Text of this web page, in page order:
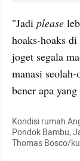
"Jadi please
hoaks-hoaks
joget segala
manasi
bener apa
Kondisi rumah
Pondok Bambu,
Thomas Bosco/